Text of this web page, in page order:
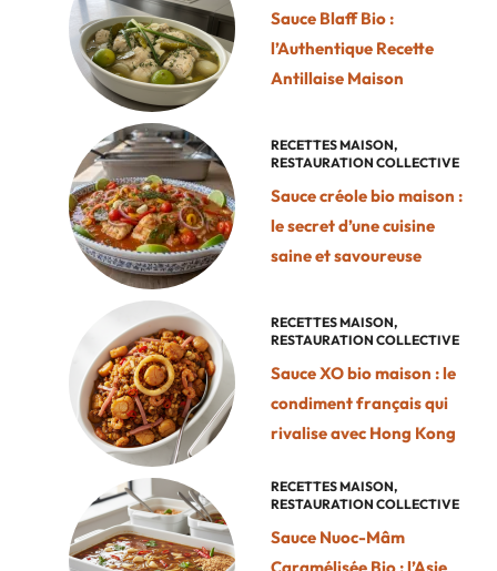
Sauce Blaff Bio :
l’Authentique Recette
Antillaise Maison
RECETTES MAISON,
RESTAURATION COLLECTIVE
Sauce créole bio maison :
le secret d’une cuisine
saine et savoureuse
RECETTES MAISON,
RESTAURATION COLLECTIVE
Sauce XO bio maison : le
condiment français qui
rivalise avec Hong Kong
RECETTES MAISON,
RESTAURATION COLLECTIVE
Sauce Nuoc-Mâm